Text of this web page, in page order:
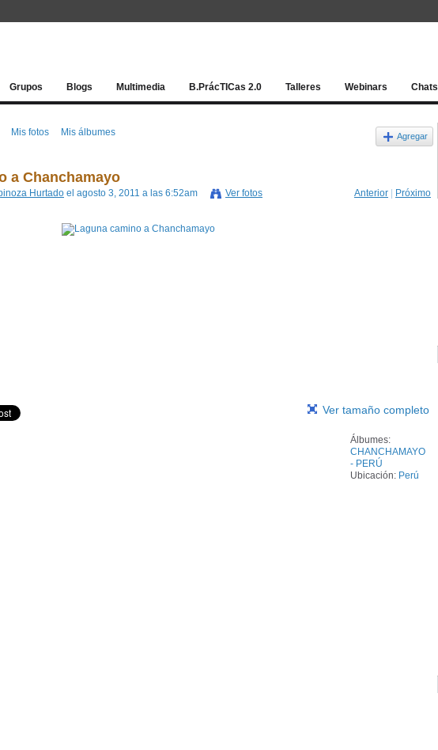
Grupos Blogs Multimedia B.PrácTICas 2.0 Talleres Webinars Chats
Mis fotos Mis álbumes Agregar
a Chanchamayo
Hurtado el agosto 3, 2011 a las 6:52am Ver fotos Anterior Próximo
Ver tamaño completo
Álbumes:
CHANCHAMAYO
- PERÚ
Ubicación: Perú